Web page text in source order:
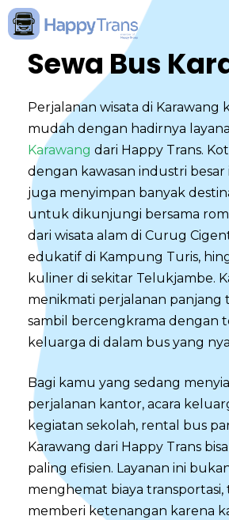
Skip
to
Sewa Bus
Perjalanan wisata di Karawang
mudah dengan hadirnya
Karawang dari Happy Trans.
dengan kawasan industri
juga menyimpan banyak
untuk dikunjungi bersama
dari wisata alam di Curug
edukatif di Kampung Turis,
kuliner di sekitar Telukjambe.
menikmati perjalanan panjang
sambil bercengkrama dengan
keluarga di dalam bus yang
Bagi kamu yang sedang
perjalanan kantor, acara
kegiatan sekolah, rental bus
Karawang dari Happy Trans
paling efisien. Layanan ini
menghemat biaya transportasi,
memberi ketenangan karena